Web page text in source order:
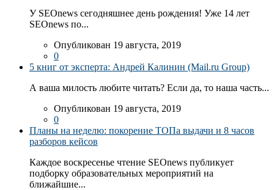
У SEOnews сегодняшнее день рождения! Уже 14 лет
SEOnews по...
Опубликован 19 августа, 2019
0
5 книг от эксперта: Андрей Калинин (Mail.ru Group)
А ваша милость любите читать? Если да, то наша часть...
Опубликован 19 августа, 2019
0
Планы на неделю: покорение ТОПа выдачи и 8 часов
разборов кейсов
Каждое воскресенье чтение SEOnews публикует
подборку образовательных мероприятий на
ближайшие...